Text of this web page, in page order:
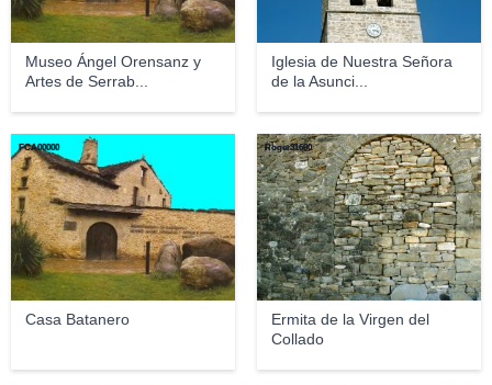
Museo Ángel Orensanz y
Artes de Serrab...
Iglesia de Nuestra Señora
de la Asunci...
Casa Batanero
FCA00000
Ermita de la Virgen del
Collado
Roger31600